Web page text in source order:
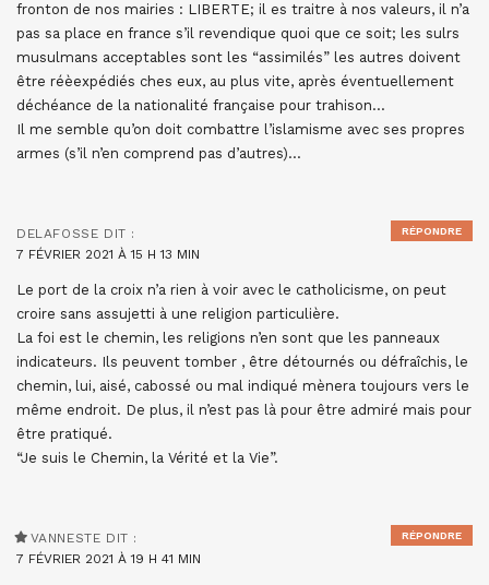
fronton de nos mairies : LIBERTE; il es traitre à nos valeurs, il n’a
pas sa place en france s’il revendique quoi que ce soit; les sulrs
musulmans acceptables sont les “assimilés” les autres doivent
être réèexpédiés ches eux, au plus vite, après éventuellement
déchéance de la nationalité française pour trahison…
Il me semble qu’on doit combattre l’islamisme avec ses propres
armes (s’il n’en comprend pas d’autres)…
DELAFOSSE DIT :
7 FÉVRIER 2021 À 15 H 13 MIN
Le port de la croix n’a rien à voir avec le catholicisme, on peut
croire sans assujetti à une religion particulière.
La foi est le chemin, les religions n’en sont que les panneaux
indicateurs. Ils peuvent tomber , être détournés ou défraîchis, le
chemin, lui, aisé, cabossé ou mal indiqué mènera toujours vers le
même endroit. De plus, il n’est pas là pour être admiré mais pour
être pratiqué.
“Je suis le Chemin, la Vérité et la Vie”.
RÉPONDRE
VANNESTE DIT :
7 FÉVRIER 2021 À 19 H 41 MIN
RÉPONDRE